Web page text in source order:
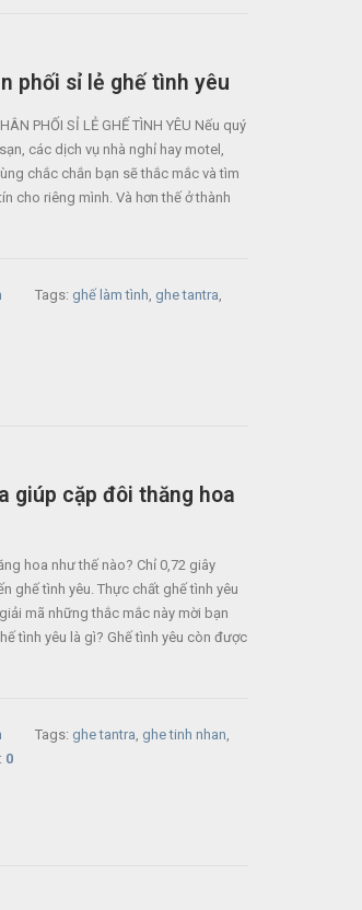
phối sỉ lẻ ghế tình yêu
PHỐI SỈ LẺ GHẾ TÌNH YÊU Nếu quý
các dịch vụ nhà nghỉ hay motel,
chắc chắn bạn sẽ thắc mắc và tìm
cho riêng mình. Và hơn thế ở thành
Tags: ghế làm tình, ghe tantra,
giúp cặp đôi thăng hoa
hoa như thế nào? Chỉ 0,72 giây
ghế tình yêu. Thực chất ghế tình yêu
mã những thắc mắc này mời bạn
tình yêu là gì? Ghế tình yêu còn được
Tags: ghe tantra, ghe tinh nhan,
0